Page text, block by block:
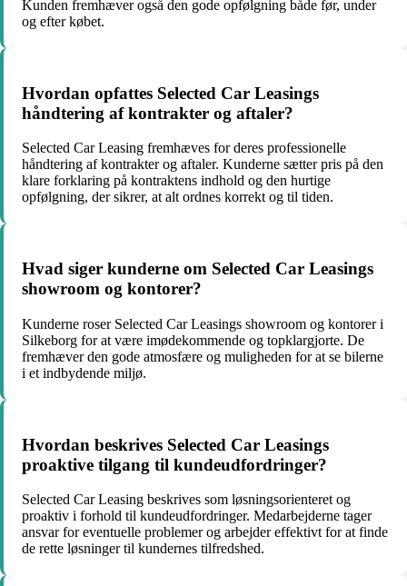
Kunden fremhæver også den gode opfølgning både før, under
og efter købet.
Hvordan opfattes Selected Car Leasings
håndtering af kontrakter og aftaler?
Selected Car Leasing fremhæves for deres professionelle
håndtering af kontrakter og aftaler. Kunderne sætter pris på den
klare forklaring på kontraktens indhold og den hurtige
opfølgning, der sikrer, at alt ordnes korrekt og til tiden.
Hvad siger kunderne om Selected Car Leasings
showroom og kontorer?
Kunderne roser Selected Car Leasings showroom og kontorer i
Silkeborg for at være imødekommende og topklargjorte. De
fremhæver den gode atmosfære og muligheden for at se bilerne
i et indbydende miljø.
Hvordan beskrives Selected Car Leasings
proaktive tilgang til kundeudfordringer?
Selected Car Leasing beskrives som løsningsorienteret og
proaktiv i forhold til kundeudfordringer. Medarbejderne tager
ansvar for eventuelle problemer og arbejder effektivt for at finde
de rette løsninger til kundernes tilfredshed.